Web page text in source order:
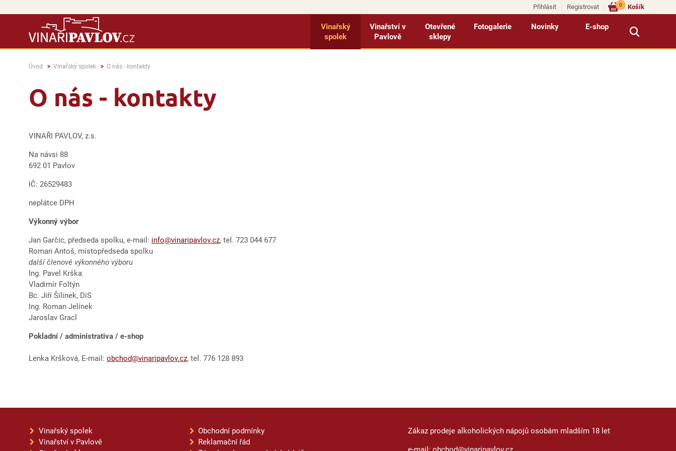
Přihlásit Registrovat Košík
0
Vinařský
spolek
Vinařství v
Pavlově
Otevřené
sklepy
Fotogalerie Novinky E-shop
Úvod Vinařský spolek O nás - kontakty
O nás - kontakty
VINAŘI PAVLOV, z.s.
Na návsi 88
692 01 Pavlov
IČ: 26529483
neplátce DPH
Výkonný výbor
Jan Garčic, předseda spolku, e-mail: info@vinaripavlov.cz, tel. 723 044 677
Roman Antoš, místopředseda spolku
další členové výkonného výboru
Ing. Pavel Krška
Vladimír Foltýn
Bc. Jiří Šilinek, DiS
Ing. Roman Jelínek
Jaroslav Gracl
Pokladní / administrativa / e-shop
Lenka Kršková, E-mail: obchod@vinaripavlov.cz, tel. 776 128 893
Vinařský spolek
Vinařství v Pavlově
Obchodní podmínky
Reklamační řád
Zákaz prodeje alkoholických nápojů osobám mladším 18 let